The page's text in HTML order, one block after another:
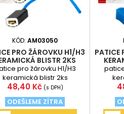
KÓD:AM03050
PRO ŽÁROVKU H1/H3
BLISTR 2KS
AM03050
pro žárovku H1/H3
keramická blistr 2ks
Cena
48,40 Kč (s DPH)
ODEŠLEME ZÍTRA
PATICE